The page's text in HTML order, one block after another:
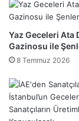
Yaz Geceleri Ata
Gazinosu ile
8 Temmuz 2026